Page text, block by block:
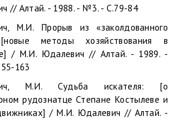
// Алтай. - 1988. - №3. - С.79-84
М.И. Прорыв из «заколдованного
методы хозяйствования в
/ М.И. Юдалевич // Алтай. - 1989. -
163
М.И. Судьба искателя: [о
рудознатце Степане Костылеве и
/ М.И. Юдалевич // Алтай. -